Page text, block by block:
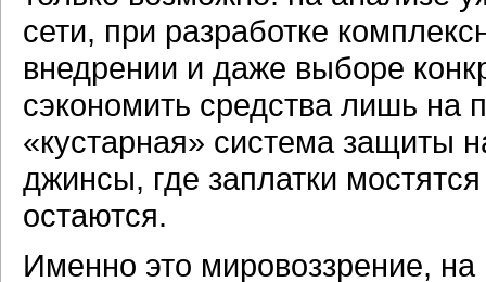
сети, при разработке
внедрении и даже выборе
сэкономить средства лишь на
«кустарная» система защиты
джинсы, где заплатки
остаются.
Именно это мировоззрение,